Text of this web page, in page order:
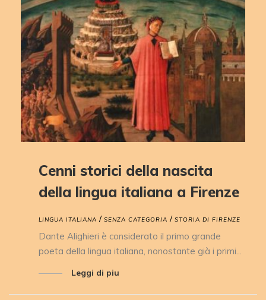
LINGUA ITALIANA / SENZA CATEGORIA / STORIA DI FIRENZE
Cenni storici della nascita
della lingua italiana a Firenze
Dante Alighieri è considerato il primo grande
poeta della lingua italiana, nonostante già i primi...
Leggi di piu